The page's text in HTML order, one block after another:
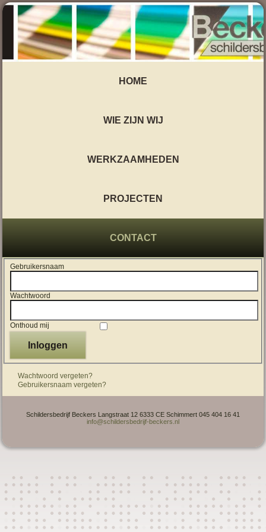
HOME
WIE ZIJN WIJ
WERKZAAMHEDEN
PROJECTEN
CONTACT
Gebruikersnaam
Wachtwoord
Onthoud mij
Inloggen
Wachtwoord vergeten?
Gebruikersnaam vergeten?
Schildersbedrijf Beckers Langstraat 12 6333 CE Schimmert 045 404 16 41
info@schildersbedrijf-beckers.nl